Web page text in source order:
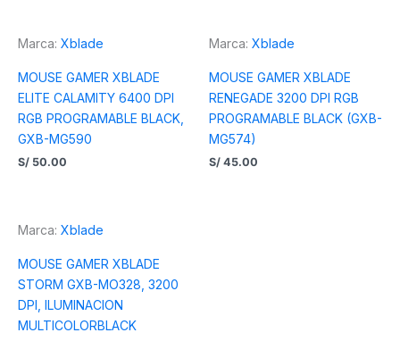
Marca: Xblade
MOUSE GAMER XBLADE
ELITE CALAMITY 6400 DPI
RGB PROGRAMABLE BLACK,
GXB-MG590
S/ 50.00
Marca: Xblade
MOUSE GAMER XBLADE
RENEGADE 3200 DPI RGB
PROGRAMABLE BLACK (GXB-
MG574)
S/ 45.00
Marca: Xblade
MOUSE GAMER XBLADE
STORM GXB-MO328, 3200
DPI, ILUMINACION
MULTICOLORBLACK